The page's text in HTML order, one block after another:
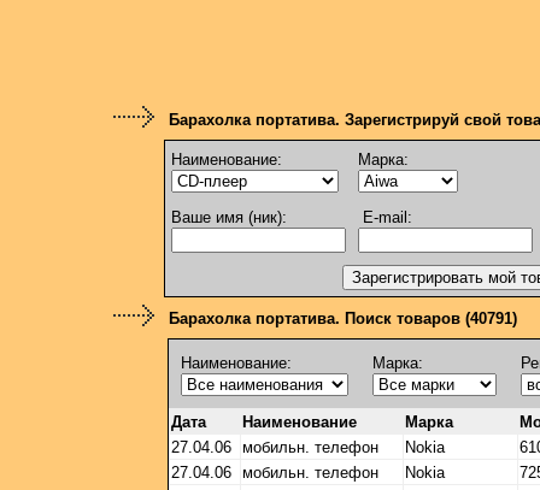
Барахолка портатива. Зарегистрируй свой
Наименование: Марка:
Ваше имя (ник): E-mail:
Барахолка портатива. Поиск товаров (40791)
Наименование: Марка:
Дата Наименование Марка
27.04.06 мобильн. телефон Nokia
27.04.06 мобильн. телефон Nokia